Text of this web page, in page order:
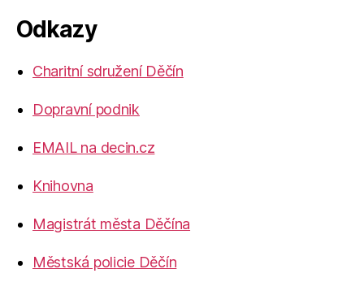
Odkazy
Charitní sdružení Děčín
Dopravní podnik
EMAIL na decin.cz
Knihovna
Magistrát města Děčína
Městská policie Děčín